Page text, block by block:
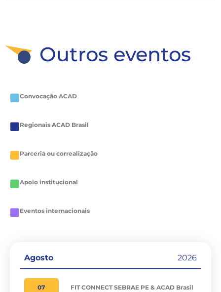
Outros eventos
Convocação ACAD
Regionais ACAD Brasil
Parceria ou correalização
Apoio institucional
Eventos internacionais
Agosto 2026
07 FIT CONNECT SEBRAE PE & ACAD Brasil